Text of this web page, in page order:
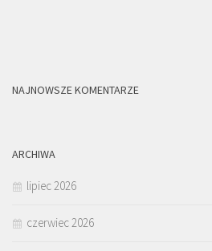
NAJNOWSZE KOMENTARZE
ARCHIWA
lipiec 2026
czerwiec 2026